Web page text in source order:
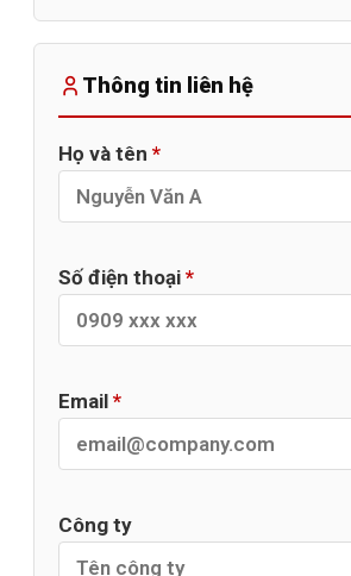
Thông tin liên hệ
Họ và tên *
Số điện thoại *
Email *
Công ty